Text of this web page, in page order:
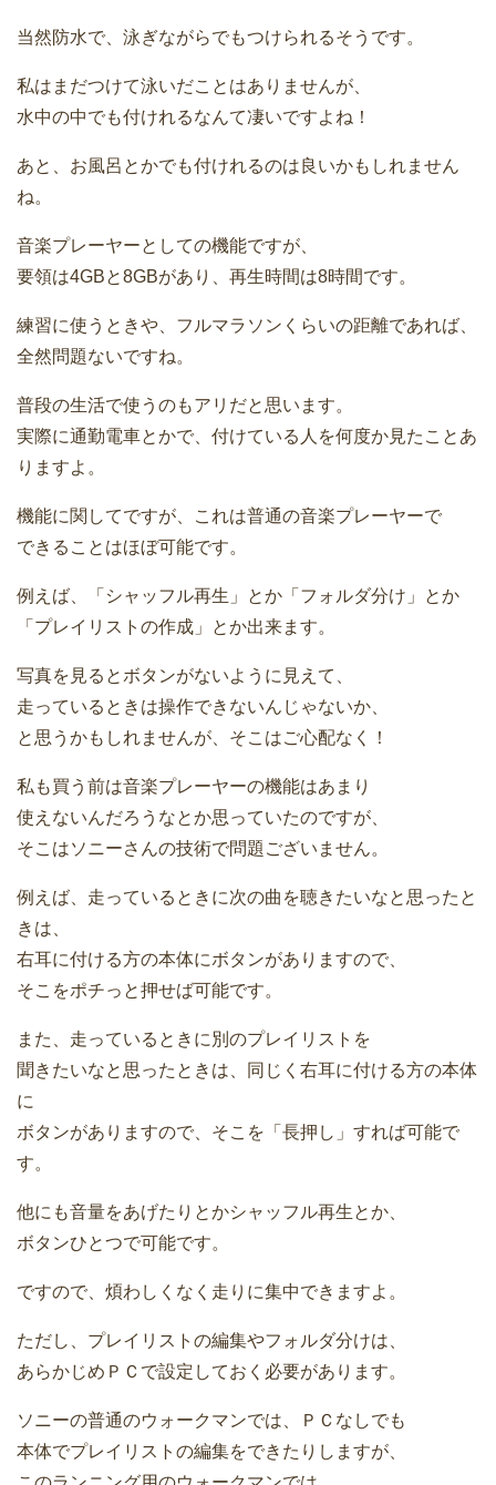
当然防水で、泳ぎながらでもつけられるそうです。
私はまだつけて泳いだことはありませんが、
水中の中でも付けれるなんて凄いですよね！
あと、お風呂とかでも付けれるのは良いかもしれません
ね。
音楽プレーヤーとしての機能ですが、
要領は4GBと8GBがあり、再生時間は8時間です。
練習に使うときや、フルマラソンくらいの距離であれば、
全然問題ないですね。
普段の生活で使うのもアリだと思います。
実際に通勤電車とかで、付けている人を何度か見たことあ
りますよ。
機能に関してですが、これは普通の音楽プレーヤーで
できることはほぼ可能です。
例えば、「シャッフル再生」とか「フォルダ分け」とか
「プレイリストの作成」とか出来ます。
写真を見るとボタンがないように見えて、
走っているときは操作できないんじゃないか、
と思うかもしれませんが、そこはご心配なく！
私も買う前は音楽プレーヤーの機能はあまり
使えないんだろうなとか思っていたのですが、
そこはソニーさんの技術で問題ございません。
例えば、走っているときに次の曲を聴きたいなと思ったと
きは、
右耳に付ける方の本体にボタンがありますので、
そこをポチっと押せば可能です。
また、走っているときに別のプレイリストを
聞きたいなと思ったときは、同じく右耳に付ける方の本体
に
ボタンがありますので、そこを「長押し」すれば可能で
す。
他にも音量をあげたりとかシャッフル再生とか、
ボタンひとつで可能です。
ですので、煩わしくなく走りに集中できますよ。
ただし、プレイリストの編集やフォルダ分けは、
あらかじめＰＣで設定しておく必要があります。
ソニーの普通のウォークマンでは、ＰＣなしでも
本体でプレイリストの編集をできたりしますが、